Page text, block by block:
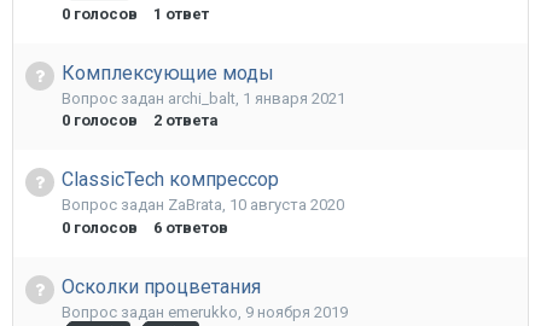
0 голосов 1 ответ
Комплексующие моды
Вопрос задан archi_balt 1 января 2021
0 голосов 2 ответа
ClassicTech компрессор
Вопрос задан ZaBrata, 10 августа 2020
0 голосов 6 ответов
Осколки процветания
Вопрос задан emerukko 9 ноября 2019